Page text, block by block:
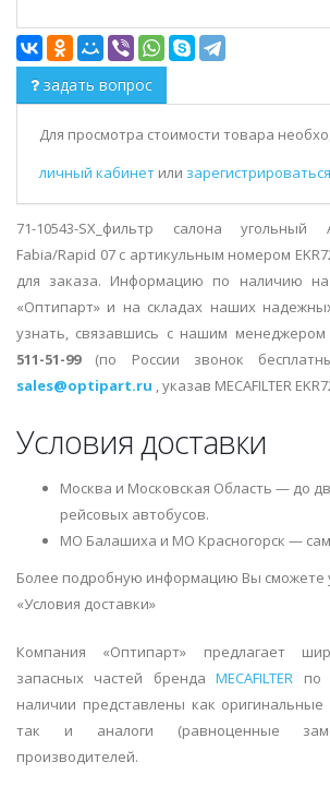
задать вопрос
Для просмотра стоимости товара
личный кабинет или зарегистрироваться
71-10543-SX_фильтр салона
Fabia/Rapid 07 с артикульным номером
для заказа. Информацию по наличию на
«Оптипарт» и на складах наших
узнать, связавшись с нашим
511-51-99(по России звонок
sales@optipart.ru , указав MECAFILTER
Условия доставки
Москва и Московская Область — до
рейсовых автобусов.
МО Балашиха и МО Красногорск —
Более подробную информацию Вы сможете
«Условия доставки»
Компания «Оптипарт» предлагает
запасных частей брендаMECAFILTER по
наличии представлены как оригинальные
так и аналоги (равноценные
производителей.